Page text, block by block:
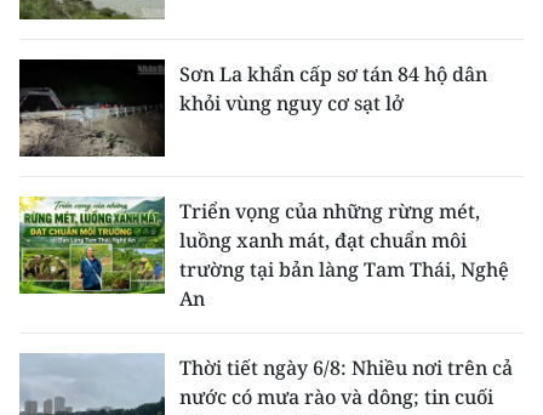
Sơn La khẩn cấp sơ tán 84 hộ dân
khỏi vùng nguy cơ sạt lở
Triển vọng của những rừng mét,
luồng xanh mát, đạt chuẩn môi
trường tại bản làng Tam Thái, Nghệ
An
Thời tiết ngày 6/8: Nhiều nơi trên cả
nước có mưa rào và dông; tin cuối